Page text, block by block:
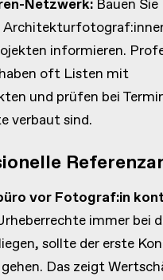
Netzwerk: Bauen Sie
informieren.
oft Listen mit
und prüfen bei
verbaut sind.
vor Fotograf:in
immer bei
sollte der erste
Das zeigt